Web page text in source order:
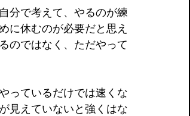
分で考えて、やるのが練
に休むのが必要だと思え
のではなく、ただやって
っているだけでは速くな
見えていないと強くはな